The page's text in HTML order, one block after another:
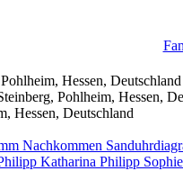
Hessen, Deutschland
Pohlheim, Hessen,
Hessen, Deutschland
Nachkommen
Katharina Philipp Sophie